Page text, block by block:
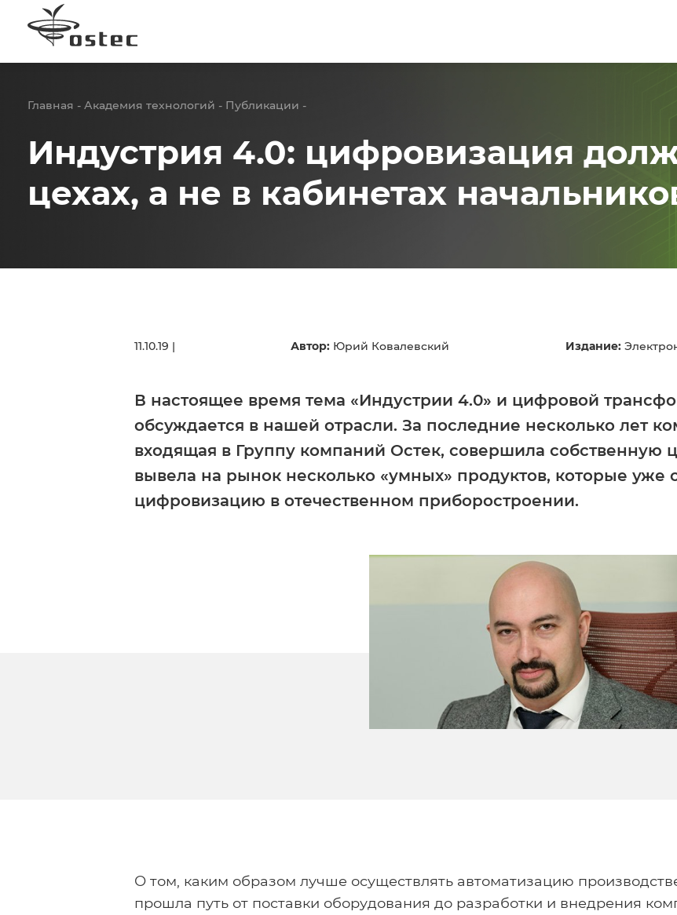
Главная Академия технологий Публикации
Индустрия 4.0: цифровизация
цехах, а не в кабинетах
11.10.19 | Автор: Юрий Ковалевский Издание:
В настоящее время тема «Индустрии 4.0» и цифровой
обсуждается в нашей отрасли. За последние несколько лет
входящая в Группу компаний Остек, совершила
вывела на рынок несколько «умных» продуктов, которые уже
цифровизацию в отечественном приборостроении.
О том, каким образом лучше осуществлять автоматизацию
прошла путь от поставки оборудования до разработки и внедрения